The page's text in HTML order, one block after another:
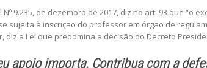
Nº 9.235, de dezembro de 2017, diz no art. 93 que “o
sujeita à inscrição do professor em órgão de
diz a Lei que predomina a decisão do Decreto
apoio importa. Contribua com a